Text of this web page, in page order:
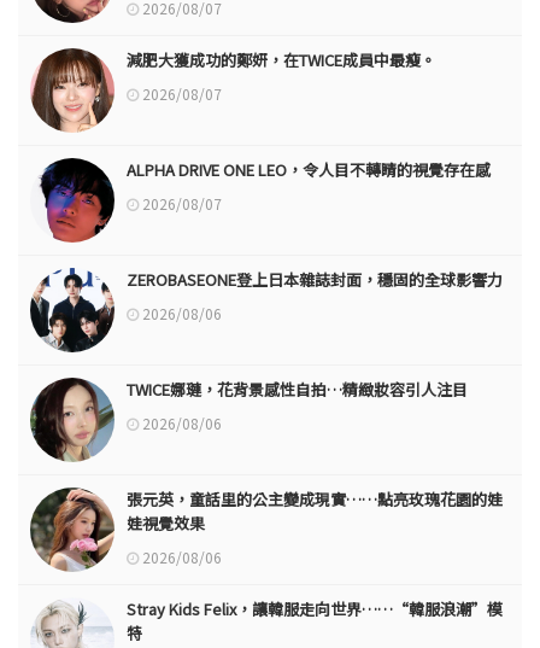
2026/08/07
減肥大獲成功的鄭妍，在TWICE成員中最瘦。
2026/08/07
ALPHA DRIVE ONE LEO，令人目不轉睛的視覺存在感
2026/08/07
ZEROBASEONE登上日本雜誌封面，穩固的全球影響力
2026/08/06
TWICE娜璉，花背景感性自拍…精緻妝容引人注目
2026/08/06
張元英，童話里的公主變成現實……點亮玫瑰花園的娃
娃視覺效果
2026/08/06
Stray Kids Felix，讓韓服走向世界……“韓服浪潮”模
特